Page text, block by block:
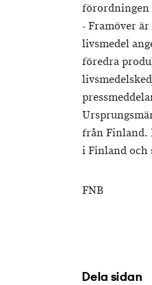
förordningen
- Framöver
livsmedel
föredra
från Finland.
i Finland och
FNB
Dela sidan